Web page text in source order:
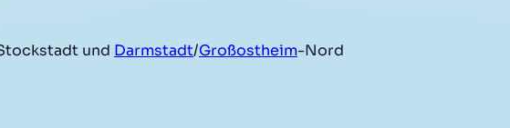
und Darmstadt/Großostheim-Nord